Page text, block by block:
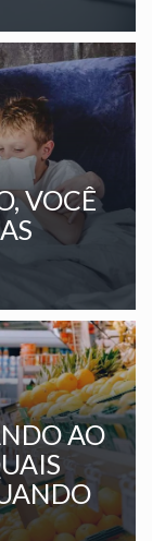
VOCÊ
AO